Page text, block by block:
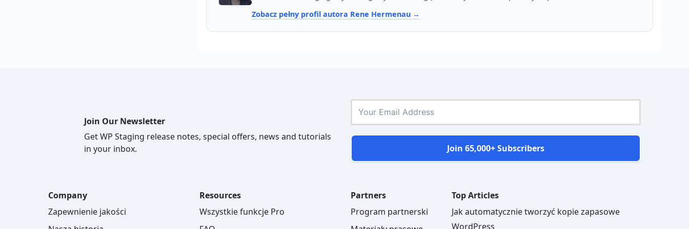
Zobacz pełny profil autora Rene Hermenau
Join Our Newsletter
Get WP Staging release notes, special offers, news and tutorials
in your inbox.
Join 65,000+ Subscribers
Company
Zapewnienie jakości
Resources
Wszystkie funkcje Pro
Partners
Program partnerski
Top Articles
Jak automatycznie tworzyć kopie zapasowe
WordPress